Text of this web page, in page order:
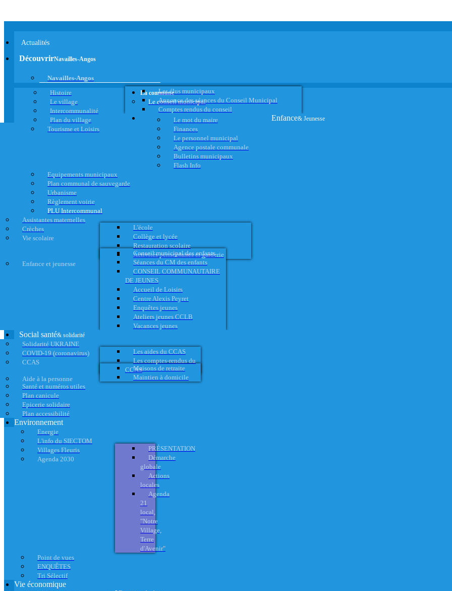
Actualités
DécouvrirNavailles-Angos
Navailles-Angos
Histoire
Le village
Intercommunalité
Plan du village
Tourisme et Loisirs
La commune
Le conseil municipal
Les élus municipaux
Annonce des séances du Conseil Municipal
Comptes rendus du conseil
Le mot du maire
Finances
Le personnel municipal
Agence postale communale
Bulletins municipaux
Flash Info
Equipements municipaux
Plan communal de sauvegarde
Urbanisme
Règlement voirie
PLU Intercommunal
Enfance& Jeunesse
Assistantes maternelles
Crèches
Vie scolaire
L'école
Collège et lycée
Restauration scolaire
Activités périscolaires et garderie
Enfance et jeunesse
Conseil municipal des enfants
Séances du CM des enfants
CONSEIL COMMUNAUTAIRE
DE JEUNES
Accueil de Loisirs
Centre Alexis Peyret
Enquêtes jeunes
Ateliers jeunes CCLB
Vacances jeunes
Social santé& solidarité
Solidarité UKRAINE
COVID-19 (coronavirus)
CCAS
Les aides du CCAS
Les comptes-rendus du
CCAS
Aide à la personne
Maisons de retraite
Maintien à domicile
Santé et numéros utiles
Plan canicule
Epicerie solidaire
Plan accessibilité
Environnement
Energie
L'info du SIECTOM
Villages Fleuris
Agenda 2030
PRÉSENTATION
Démarche
globale
Actions
locales
Agenda
21
local,
"Notre
Village,
Terre
d'Avenir"
Point de vues
ENQUÊTES
Tri Sélectif
Vie économique